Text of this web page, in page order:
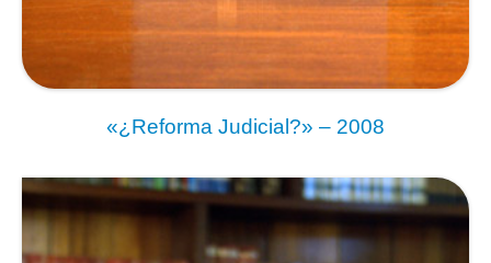
«¿Reforma Judicial?» – 2008